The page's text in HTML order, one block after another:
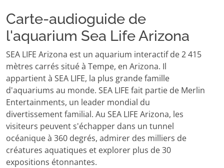
Carte-audioguide de
l'aquarium Sea Life Arizona
SEA LIFE Arizona est un aquarium interactif de 2 415
mètres carrés situé à Tempe, en Arizona. Il
appartient à SEA LIFE, la plus grande famille
d'aquariums au monde. SEA LIFE fait partie de Merlin
Entertainments, un leader mondial du
divertissement familial. Au SEA LIFE Arizona, les
visiteurs peuvent s'échapper dans un tunnel
océanique à 360 degrés, admirer des milliers de
créatures aquatiques et explorer plus de 30
expositions étonnantes.